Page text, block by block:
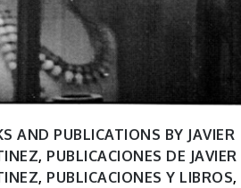
AND PUBLICATIONS BY JAVIER
, PUBLICACIONES DE JAVIER
, PUBLICACIONES Y LIBROS,